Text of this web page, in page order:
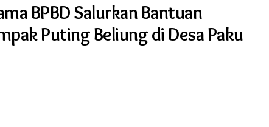
BPBD Salurkan Bantuan
Puting Beliung di Desa Paku